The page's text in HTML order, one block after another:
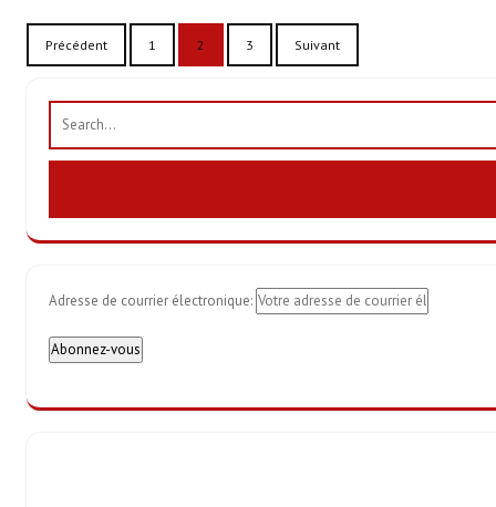
Pagination
des
publications
Précédent 1 2 3 Suivant
Adresse de courrier électronique: